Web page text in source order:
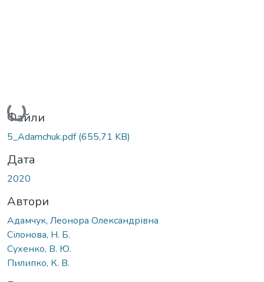
Вантажиться...
Файли
5_Adamchuk.pdf(655,71 KB)
Дата
2020
Автори
Адамчук, Леонора Олександрівна
Сілонова, Н. Б.
Сухенко, В. Ю.
Пилипко, К. В.